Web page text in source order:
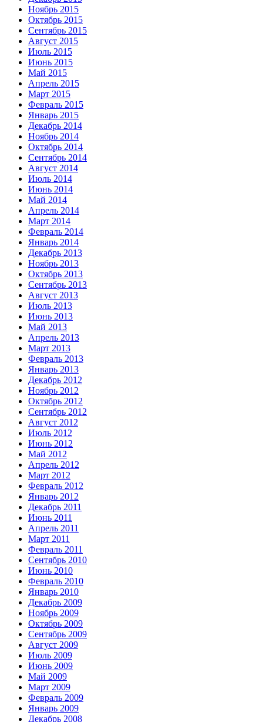
Ноябрь 2015
Октябрь 2015
Сентябрь 2015
Август 2015
Июль 2015
Июнь 2015
Май 2015
Апрель 2015
Март 2015
Февраль 2015
Январь 2015
Декабрь 2014
Ноябрь 2014
Октябрь 2014
Сентябрь 2014
Август 2014
Июль 2014
Июнь 2014
Май 2014
Апрель 2014
Март 2014
Февраль 2014
Январь 2014
Декабрь 2013
Ноябрь 2013
Октябрь 2013
Сентябрь 2013
Август 2013
Июль 2013
Июнь 2013
Май 2013
Апрель 2013
Март 2013
Февраль 2013
Январь 2013
Декабрь 2012
Ноябрь 2012
Октябрь 2012
Сентябрь 2012
Август 2012
Июль 2012
Июнь 2012
Май 2012
Апрель 2012
Март 2012
Февраль 2012
Январь 2012
Декабрь 2011
Июнь 2011
Апрель 2011
Март 2011
Февраль 2011
Сентябрь 2010
Июнь 2010
Февраль 2010
Январь 2010
Декабрь 2009
Ноябрь 2009
Октябрь 2009
Сентябрь 2009
Август 2009
Июль 2009
Июнь 2009
Май 2009
Март 2009
Февраль 2009
Январь 2009
Декабрь 2008